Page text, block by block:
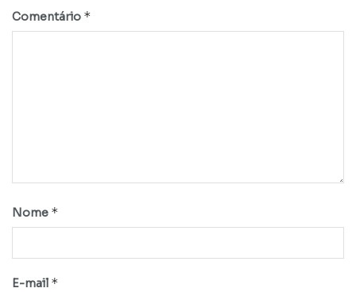
Comentário *
Nome *
E-mail *